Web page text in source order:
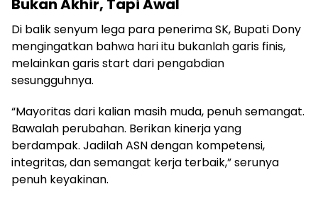
Bukan Akhir, Tapi Awal
Di balik senyum lega para penerima SK, Bupati Dony
mengingatkan bahwa hari itu bukanlah garis finis,
melainkan garis start dari pengabdian
sesungguhnya.
“Mayoritas dari kalian masih muda, penuh semangat.
Bawalah perubahan. Berikan kinerja yang
berdampak. Jadilah ASN dengan kompetensi,
integritas, dan semangat kerja terbaik,” serunya
penuh keyakinan.